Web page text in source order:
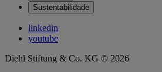
Sustentabilidade
linkedin
youtube
Diehl Stiftung & Co. KG © 2026